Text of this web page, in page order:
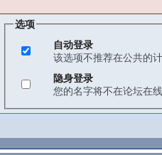
选项
自动登录
该选项不推荐在公共的
隐身登录
您的名字将不在论坛在